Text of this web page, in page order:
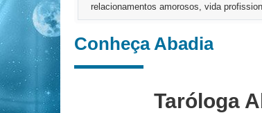
relacionamentos amorosos, vida
Conheça Abadia
Taróloga